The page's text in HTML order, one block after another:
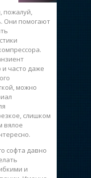
пожалуй,
Они помогают
часто даже
можно
слишком
вялое
софта давно
и